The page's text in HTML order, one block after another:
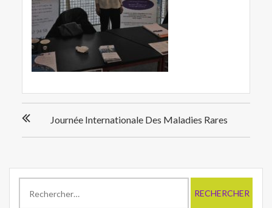
de
l’article
Journée Internationale Des Maladies Rares